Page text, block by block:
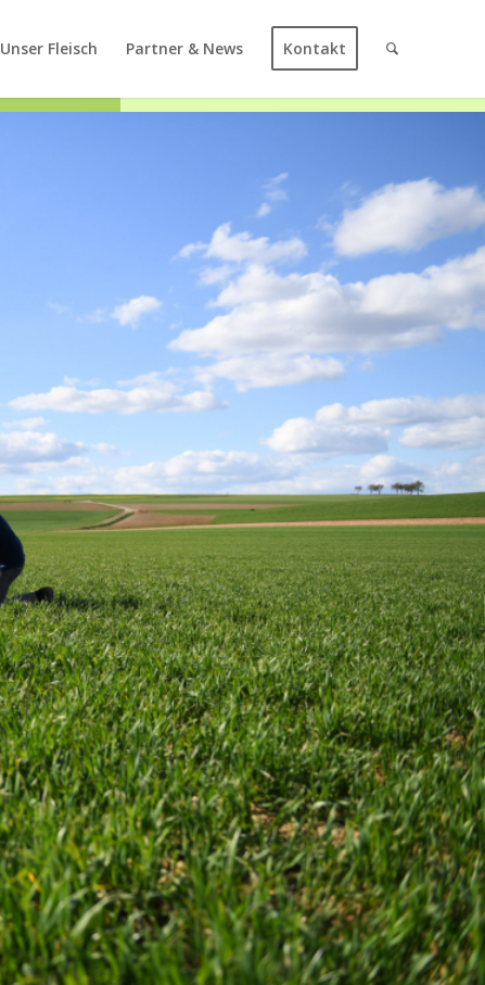
Unser Fleisch Partner & News Kontakt